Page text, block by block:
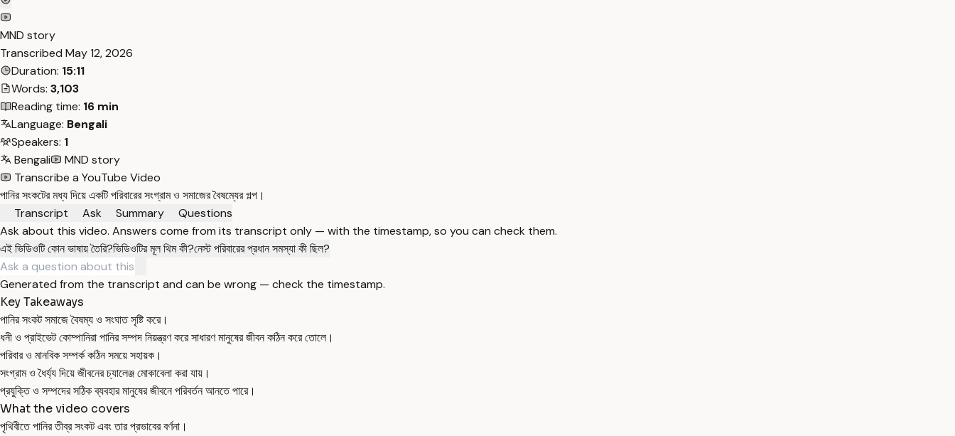
MND story
Transcribed May 12, 2026
Duration: 15:11
Words: 3,103
Reading time: 16 min
Language: Bengali
Speakers: 1
Bengali
MND story
Transcribe a YouTube Video
পানির সংকটের মধ্য দিয়ে একটি পরিবারের সংগ্রাম ও সমাজের বৈষম্যের গল্প।
Transcript
Ask Summary
Questions
Ask about this video. Answers come from its transcript only — with the timestamp, so you can check them.
এই ভিডিওটি কোন ভাষায় তৈরি?ভিডিওটির মূল থিম কী?নেস্ট পরিবারের প্রধান সমস্যা কী ছিল?
Generated from the transcript and can be wrong — check the timestamp.
Key Takeaways
পানির সংকট সমাজে বৈষম্য ও সংঘাত সৃষ্টি করে।
ধনী ও প্রাইভেট কোম্পানিরা পানির সম্পদ নিয়ন্ত্রণ করে সাধারণ মানুষের জীবন কঠিন করে তোলে।
পরিবার ও মানবিক সম্পর্ক কঠিন সময়ে সহায়ক।
সংগ্রাম ও ধৈর্য্য দিয়ে জীবনের চ্যালেঞ্জ মোকাবেলা করা যায়।
প্রযুক্তি ও সম্পদের সঠিক ব্যবহার মানুষের জীবনে পরিবর্তন আনতে পারে।
What the video covers
পৃথিবীতে পানির তীব্র সংকট এবং তার প্রভাবের বর্ণনা।